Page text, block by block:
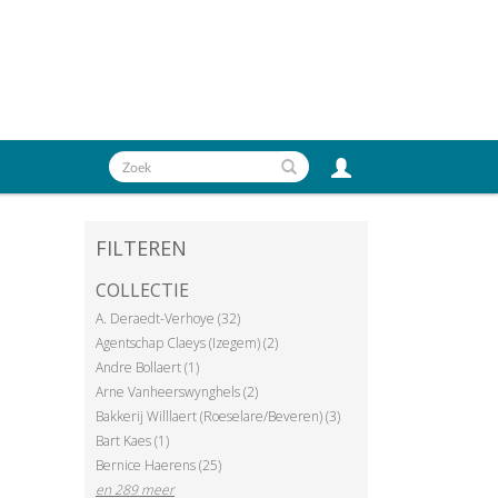
FILTEREN
COLLECTIE
A. Deraedt-Verhoye (32)
Agentschap Claeys (Izegem) (2)
Andre Bollaert (1)
Arne Vanheerswynghels (2)
Bakkerij Willlaert (Roeselare/Beveren) (3)
Bart Kaes (1)
Bernice Haerens (25)
en 289 meer